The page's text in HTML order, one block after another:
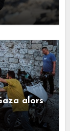
alors